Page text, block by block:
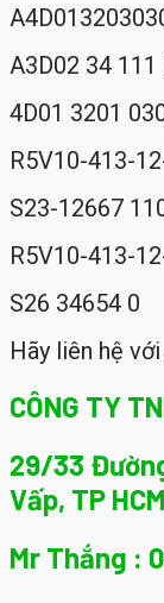
A3D02 34
4D01 3201
R5V10-413-
S23-12667
R5V10-413-
S26 34654 0
Hãy liên hệ
CÔNG TY
29/33
Vấp, TP HCM
Mr Thắng :